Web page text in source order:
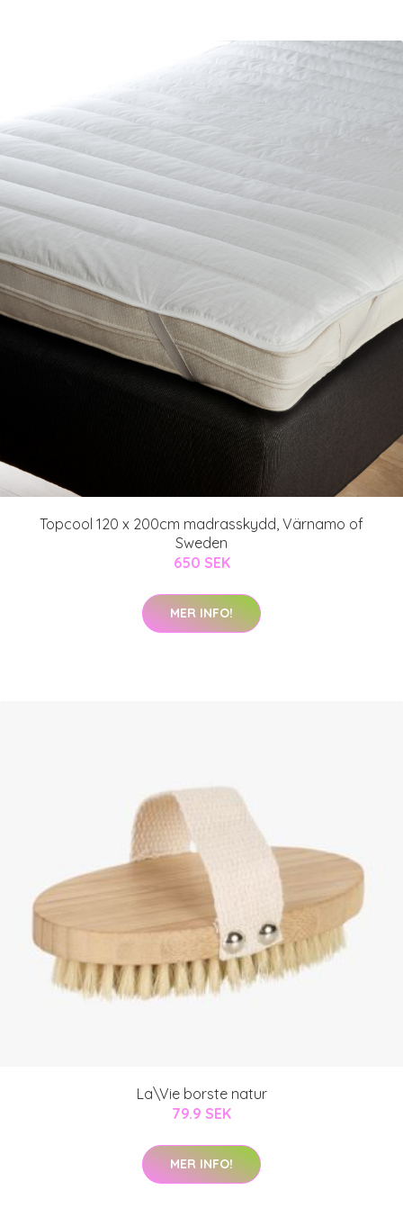
Topcool 120 x 200cm madrasskydd, Värnamo of
Sweden
650 SEK
MER INFO!
La\Vie borste natur
79.9 SEK
MER INFO!